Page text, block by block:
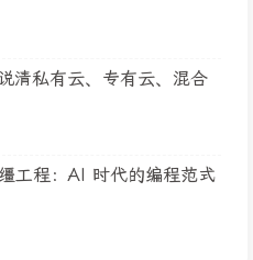
清私有云、专有云、混合
工程：AI 时代的编程范式